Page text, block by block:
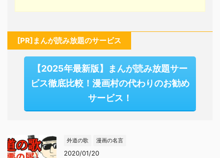
[PR]まんが読み放題のサービス
【2025年最新版】まんが読み放題サー
ビス徹底比較！漫画村の代わりのお勧め
サービス！
外道の歌 漫画の名言
2020/01/20